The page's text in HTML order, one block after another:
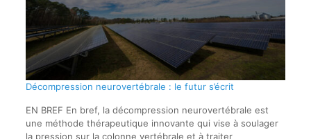
Décompression neurovertébrale : le futur s’écrit
EN BREF En bref, la décompression neurovertébrale est
une méthode thérapeutique innovante qui vise à soulager
la pression sur la colonne vertébrale et à traiter